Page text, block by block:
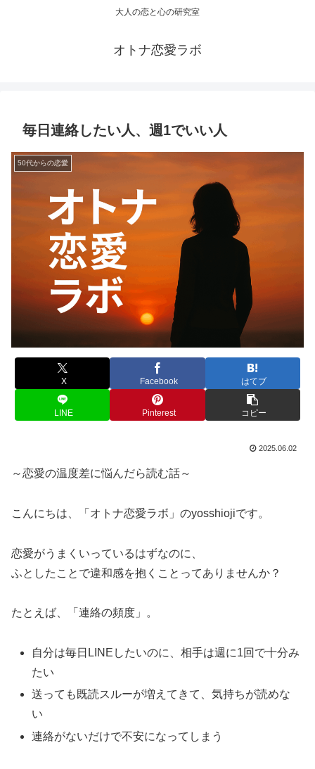
大人の恋と心の研究室
オトナ恋愛ラボ
毎日連絡したい人、週1でいい人
50代からの恋愛
X Facebook はてブ
LINE Pinterest コピー
2025.06.02
～恋愛の温度差に悩んだら読む話～
こんにちは、「オトナ恋愛ラボ」のyosshiojiです。
恋愛がうまくいっているはずなのに、
ふとしたことで違和感を抱くことってありませんか？
たとえば、「連絡の頻度」。
自分は毎日LINEしたいのに、相手は週に1回で十分み
たい
送っても既読スルーが増えてきて、気持ちが読めな
い
連絡がないだけで不安になってしまう